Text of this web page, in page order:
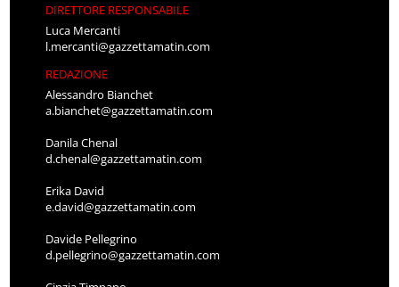
DIRETTORE RESPONSABILE
Luca Mercanti
l.mercanti@gazzettamatin.com
REDAZIONE
Alessandro Bianchet
a.bianchet@gazzettamatin.com
Danila Chenal
d.chenal@gazzettamatin.com
Erika David
e.david@gazzettamatin.com
Davide Pellegrino
d.pellegrino@gazzettamatin.com